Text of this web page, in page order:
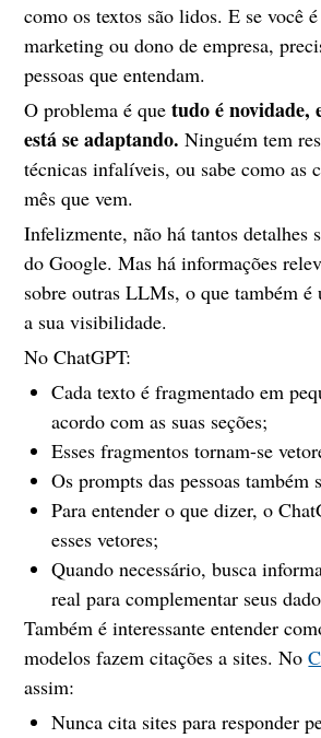
como os textos são lidos. E se você
marketing ou dono de empresa,
pessoas que entendam.
O problema é quetudo é novidade,
está se adaptando.Ninguém tem
técnicas infalíveis, ou sabe como as
mês que vem.
Infelizmente, não há tantos detalhes
do Google. Mas há informações
sobre outras LLMs, o que também
a sua visibilidade.
No ChatGPT:
Cada texto é fragmentado em
acordo com as suas seções;
Esses fragmentos tornam-se
Os prompts das pessoas também
Para entender o que dizer, o
esses vetores;
Quando necessário, busca
real para complementar seus
Também é interessante entender
modelos fazem citações a sites. No
assim:
Nunca cita sites para responder